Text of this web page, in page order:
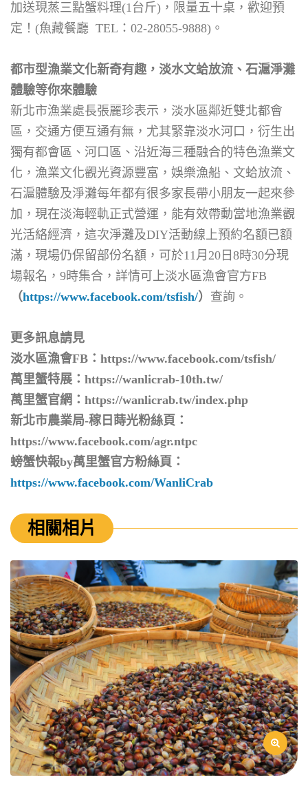
加送現蒸三點蟹料理(1台斤)，限量五十桌，歡迎預
定！(魚藏餐廳 TEL：02-28055-9888)。
都市型漁業文化新奇有趣，淡水文蛤放流、石滬淨灘
體驗等你來體驗
新北市漁業處長張麗珍表示，淡水區鄰近雙北都會
區，交通方便互通有無，尤其緊靠淡水河口，衍生出
獨有都會區、河口區、沿近海三種融合的特色漁業文
化，漁業文化觀光資源豐富，娛樂漁船、文蛤放流、
石滬體驗及淨灘每年都有很多家長帶小朋友一起來參
加，現在淡海輕軌正式營運，能有效帶動當地漁業觀
光活絡經濟，這次淨灘及DIY活動線上預約名額已額
滿，現場仍保留部份名額，可於11月20日8時30分現
場報名，9時集合，詳情可上淡水區漁會官方FB
（https://www.facebook.com/tsfish/） 查詢。
更多訊息請見
淡水區漁會FB：https://www.facebook.com/tsfish/
萬里蟹特展：https://wanlicrab-10th.tw/
萬里蟹官網：https://wanlicrab.tw/index.php
新北市農業局-稼日蒔光粉絲頁：
https://www.facebook.com/agr.ntpc
螃蟹快報by萬里蟹官方粉絲頁：
https://www.facebook.com/WanliCrab
相關相片